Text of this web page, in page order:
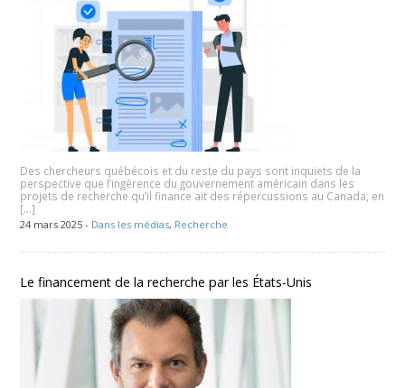
Des chercheurs québécois et du reste du pays sont inquiets de la
perspective que l’ingérence du gouvernement américain dans les
projets de recherche qu’il finance ait des répercussions au Canada, en
[…]
24 mars 2025 - Dans les médias, Recherche
Le financement de la recherche par les États-Unis